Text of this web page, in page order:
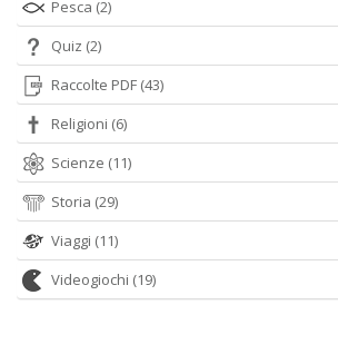
Pesca (2)
Quiz (2)
Raccolte PDF (43)
Religioni (6)
Scienze (11)
Storia (29)
Viaggi (11)
Videogiochi (19)